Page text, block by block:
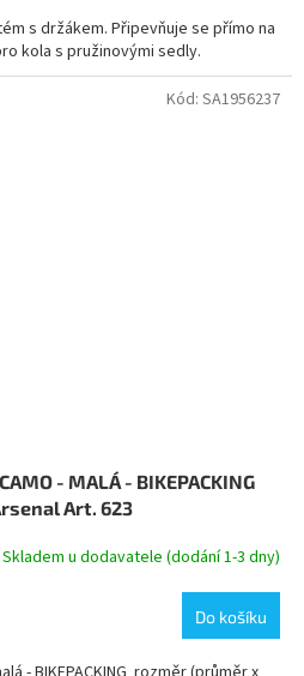
s držákem. Připevňuje se přímo na
kola s pružinovými sedly.
- MALÁ - BIKEPACKING
Art. 623
Skladem u dodavatele (dodání 1-3 dny)
Do košíku
Kód: SA1956237